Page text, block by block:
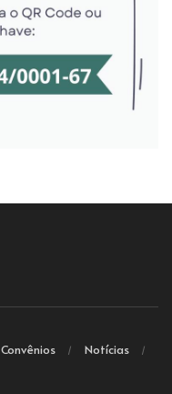
Convênios
Notícias